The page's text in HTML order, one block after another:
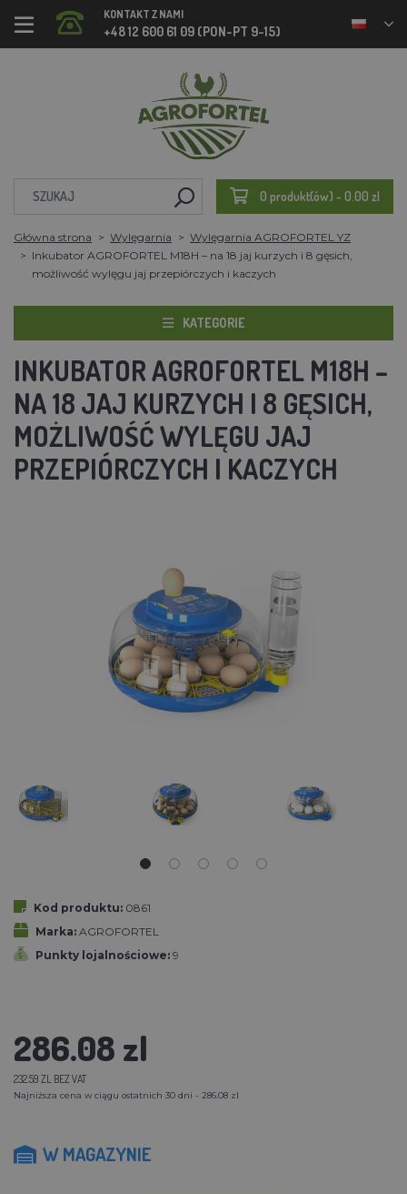
KONTAKT Z NAMI
+48 12 600 61 09 (PON-PT 9-15)
0 produkt(ów) - 0.00 zl
Główna strona Wylęgarnia
Wylęgarnia AGROFORTEL YZ
Inkubator AGROFORTEL M18H – na 18 jaj kurzych i 8 gęsich,
możliwość wylęgu jaj przepiórczych i kaczych
KATEGORIE
INKUBATOR AGROFORTEL M18H –
NA 18 JAJ KURZYCH I 8 GĘSICH,
MOŻLIWOŚĆ WYLĘGU JAJ
PRZEPIÓRCZYCH I KACZYCH
Kod produktu: 0861
Marka: AGROFORTEL
Punkty lojalnościowe: 9
286.08 zl
232.59 ZL BEZ VAT
Najniższa cena w ciągu ostatnich 30 dni - 286.08 zl
W MAGAZYNIE